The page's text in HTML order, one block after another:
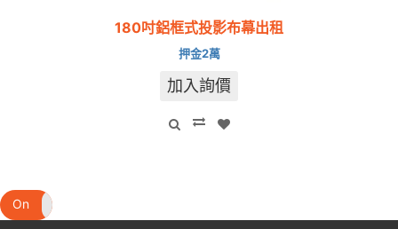
180吋鋁框式投影布幕出租
押金2萬
加入詢價
On